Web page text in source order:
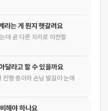
라는 게 뭔지 헷갈려요
데 곧 다른 자리로 이전할
달라고 할 수 있을까요
행 중이라 손님 발길이 눈에
해야 하나요